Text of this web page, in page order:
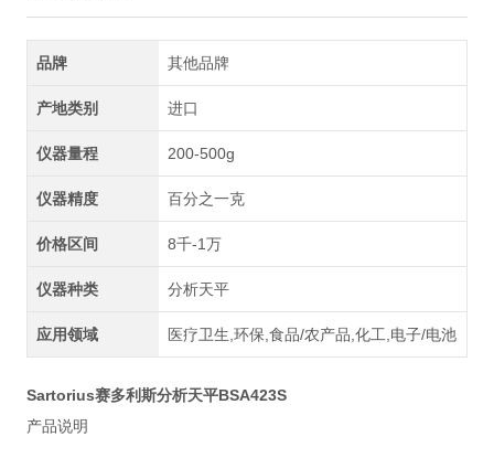
品牌 其他品牌
产地类别 进口
仪器量程 200-500g
仪器精度 百分之一克
价格区间 8千-1万
仪器种类 分析天平
应用领域 医疗卫生,环保,食品/农产品,化工,电子/电池
Sartorius赛多利斯分析天平BSA423S
产品说明